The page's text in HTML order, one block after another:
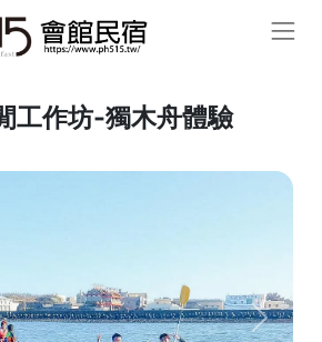
工作坊-獨木舟體驗
Next